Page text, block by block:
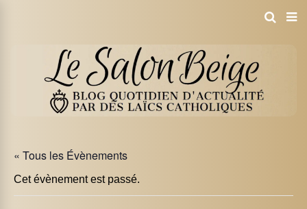
« Tous les Évènements
Cet évènement est passé.